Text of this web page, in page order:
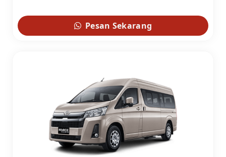
Pesan Sekarang